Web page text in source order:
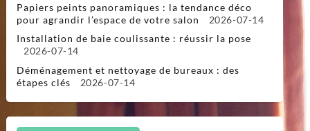
Papiers peints panoramiques : la tendance déco
pour agrandir l’espace de votre salon
2026-07-14
Installation de baie coulissante : réussir la pose
2026-07-14
Déménagement et nettoyage de bureaux : des
étapes clés
2026-07-14